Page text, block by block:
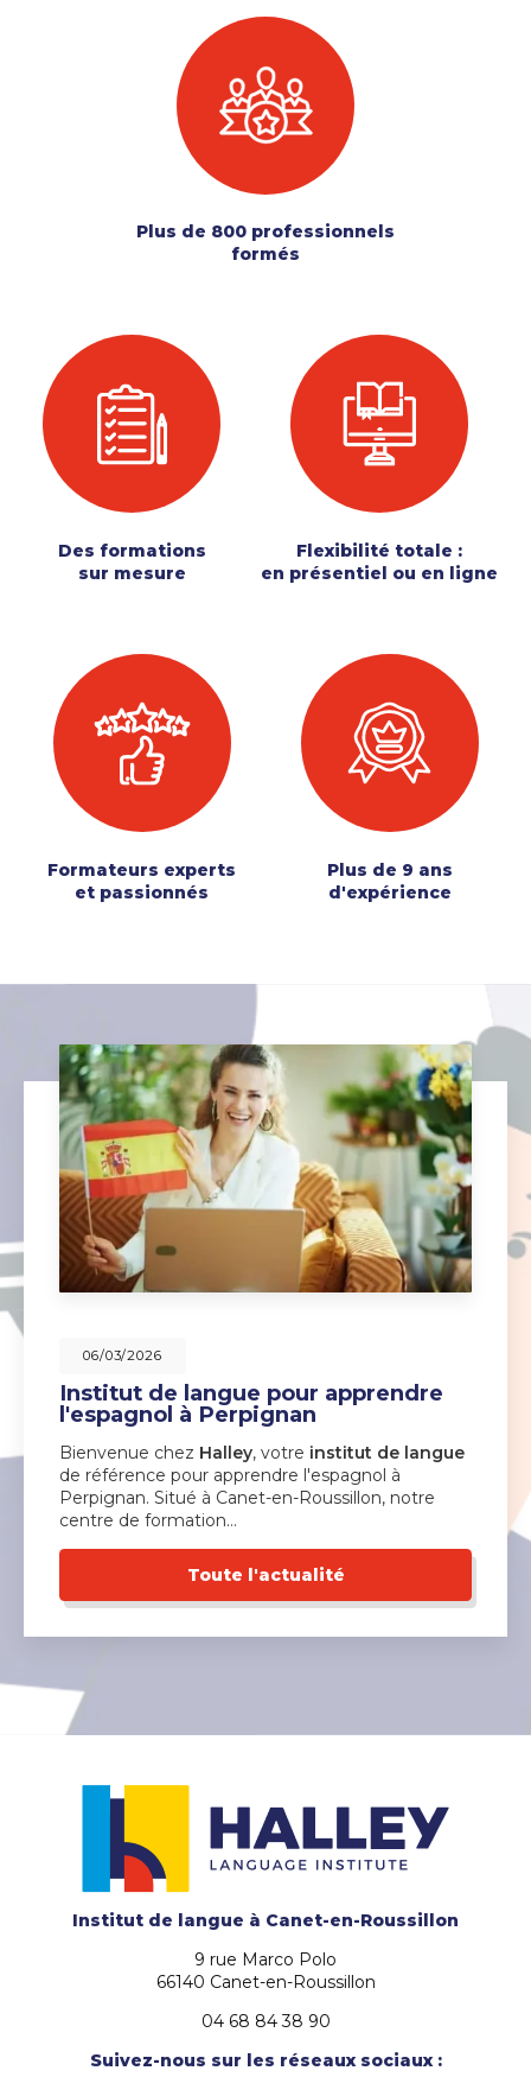
Plus de 800 professionnels
formés
Des formations
sur mesure
Flexibilité totale :
en présentiel ou en ligne
Formateurs experts
et passionnés
Plus de 9 ans
d'expérience
06/03/2026
Institut de langue pour apprendre
l'espagnol à Perpignan
Bienvenue chez Halley, votre institut de langue
de référence pour apprendre l'espagnol à
Perpignan. Situé à Canet-en-Roussillon, notre
centre de formation…
Toute l'actualité
Institut de langue à Canet-en-Roussillon
9 rue Marco Polo
66140 Canet-en-Roussillon
04 68 84 38 90
Suivez-nous sur les réseaux sociaux :